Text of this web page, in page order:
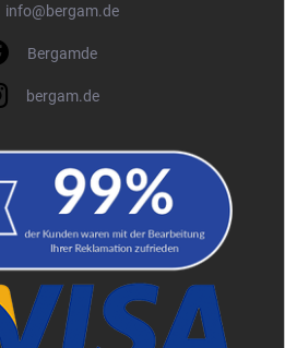
info@bergam.de
Bergamde
bergam.de